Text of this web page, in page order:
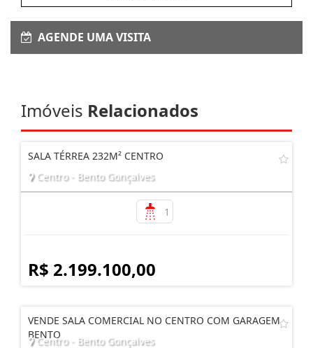
AGENDE UMA VISITA
Imóveis Relacionados
SALA TÉRREA 232M² CENTRO
Centro - Bento Gonçalves
1
R$ 2.199.100,00
VENDE SALA COMERCIAL NO CENTRO COM GARAGEM
BENTO
Centro - Bento Gonçalves